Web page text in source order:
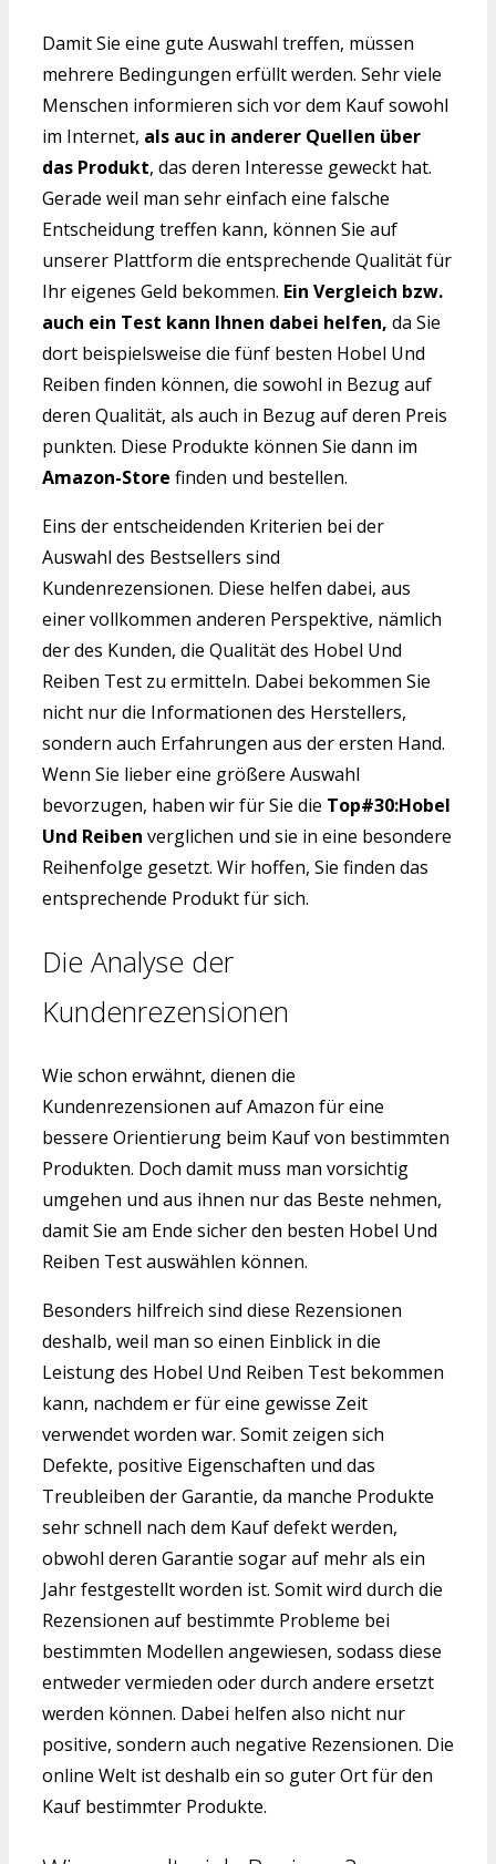
Damit Sie eine gute Auswahl treffen, müssen
mehrere Bedingungen erfüllt werden. Sehr viele
Menschen informieren sich vor dem Kauf sowohl
im Internet, als auc in anderer Quellen über
das Produkt, das deren Interesse geweckt hat.
Gerade weil man sehr einfach eine falsche
Entscheidung treffen kann, können Sie auf
unserer Plattform die entsprechende Qualität für
Ihr eigenes Geld bekommen. Ein Vergleich bzw.
auch ein Test kann Ihnen dabei helfen, da Sie
dort beispielsweise die fünf besten Hobel Und
Reiben finden können, die sowohl in Bezug auf
deren Qualität, als auch in Bezug auf deren Preis
punkten. Diese Produkte können Sie dann im
Amazon-Store finden und bestellen.
Eins der entscheidenden Kriterien bei der
Auswahl des Bestsellers sind
Kundenrezensionen. Diese helfen dabei, aus
einer vollkommen anderen Perspektive, nämlich
der des Kunden, die Qualität des Hobel Und
Reiben Test zu ermitteln. Dabei bekommen Sie
nicht nur die Informationen des Herstellers,
sondern auch Erfahrungen aus der ersten Hand.
Wenn Sie lieber eine größere Auswahl
bevorzugen, haben wir für Sie die Top#30:Hobel
Und Reiben verglichen und sie in eine besondere
Reihenfolge gesetzt. Wir hoffen, Sie finden das
entsprechende Produkt für sich.
Die Analyse der
Kundenrezensionen
Wie schon erwähnt, dienen die
Kundenrezensionen auf Amazon für eine
bessere Orientierung beim Kauf von bestimmten
Produkten. Doch damit muss man vorsichtig
umgehen und aus ihnen nur das Beste nehmen,
damit Sie am Ende sicher den besten Hobel Und
Reiben Test auswählen können.
Besonders hilfreich sind diese Rezensionen
deshalb, weil man so einen Einblick in die
Leistung des Hobel Und Reiben Test bekommen
kann, nachdem er für eine gewisse Zeit
verwendet worden war. Somit zeigen sich
Defekte, positive Eigenschaften und das
Treubleiben der Garantie, da manche Produkte
sehr schnell nach dem Kauf defekt werden,
obwohl deren Garantie sogar auf mehr als ein
Jahr festgestellt worden ist. Somit wird durch die
Rezensionen auf bestimmte Probleme bei
bestimmten Modellen angewiesen, sodass diese
entweder vermieden oder durch andere ersetzt
werden können. Dabei helfen also nicht nur
positive, sondern auch negative Rezensionen. Die
online Welt ist deshalb ein so guter Ort für den
Kauf bestimmter Produkte.